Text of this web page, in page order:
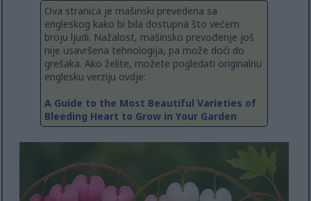
Ova stranica je mašinski prevedena sa
engleskog kako bi bila dostupna što većem
broju ljudi. Nažalost, mašinsko prevođenje još
nije usavršena tehnologija, pa može doći do
grešaka. Ako želite, možete pogledati originalnu
englesku verziju ovdje:
A Guide to the Most Beautiful Varieties of
Bleeding Heart to Grow in Your Garden